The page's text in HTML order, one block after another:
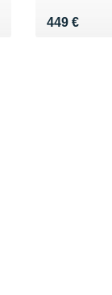
449 €
Vendu